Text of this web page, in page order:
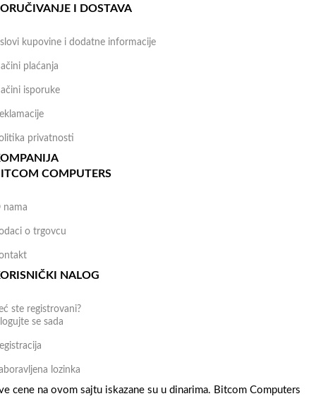
I DOSTAVA
kupovine i dodatne informacije
plaćanja
isporuke
privatnosti
COMPUTERS
nama
o trgovcu
NALOG
ste registrovani?
se sada
lozinka
cene na ovom sajtu iskazane su u dinarima. Bitcom Computers